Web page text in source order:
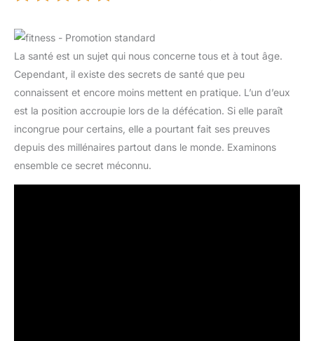
La santé est un sujet qui nous concerne tous et à tout âge.
Cependant, il existe des secrets de santé que peu
connaissent et encore moins mettent en pratique. L’un d’eux
est la position accroupie lors de la défécation. Si elle paraît
incongrue pour certains, elle a pourtant fait ses preuves
depuis des millénaires partout dans le monde. Examinons
ensemble ce secret méconnu.